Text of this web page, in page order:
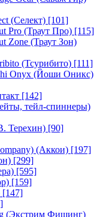
(Селект) [101]
Pro (Траут Про) [115]
Zone (Траут Зон)
(Тсурибито) [111]
Onyx (Йоши Оникс)
[142]
тейл-спиннеры)
Терехин) [90]
(Аккои) [197]
[299]
[595]
[159]
[147]
(Экстрим Фишинг)